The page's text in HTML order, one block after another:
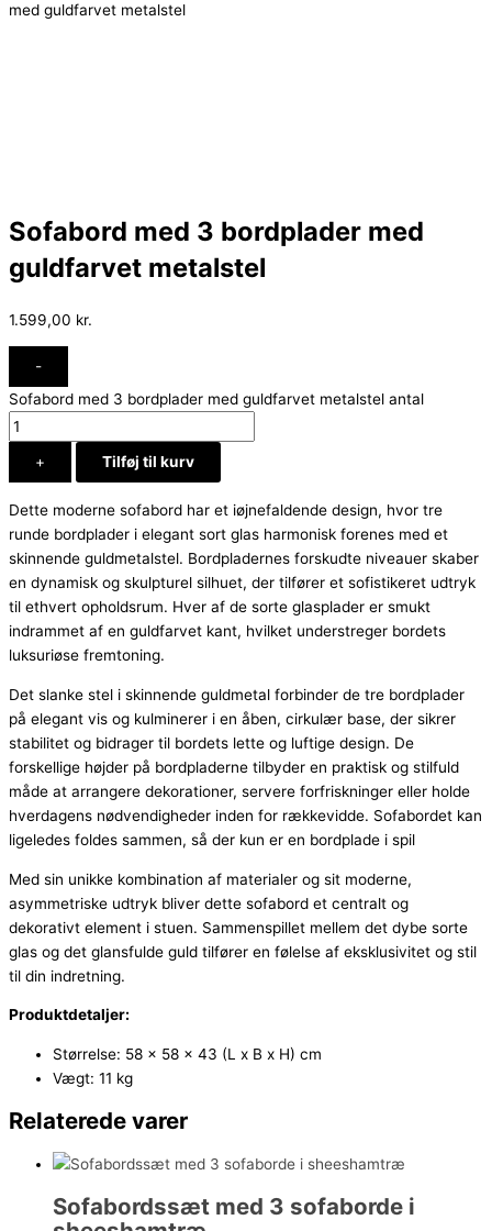
med guldfarvet metalstel
Sofabord med 3 bordplader med
guldfarvet metalstel
1.599,00 kr.
-
Sofabord med 3 bordplader med guldfarvet metalstel antal
+ Tilføj til kurv
Dette moderne sofabord har et iøjnefaldende design, hvor tre
runde bordplader i elegant sort glas harmonisk forenes med et
skinnende guldmetalstel. Bordpladernes forskudte niveauer skaber
en dynamisk og skulpturel silhuet, der tilfører et sofistikeret udtryk
til ethvert opholdsrum. Hver af de sorte glasplader er smukt
indrammet af en guldfarvet kant, hvilket understreger bordets
luksuriøse fremtoning.
Det slanke stel i skinnende guldmetal forbinder de tre bordplader
på elegant vis og kulminerer i en åben, cirkulær base, der sikrer
stabilitet og bidrager til bordets lette og luftige design. De
forskellige højder på bordpladerne tilbyder en praktisk og stilfuld
måde at arrangere dekorationer, servere forfriskninger eller holde
hverdagens nødvendigheder inden for rækkevidde. Sofabordet kan
ligeledes foldes sammen, så der kun er en bordplade i spil
Med sin unikke kombination af materialer og sit moderne,
asymmetriske udtryk bliver dette sofabord et centralt og
dekorativt element i stuen. Sammenspillet mellem det dybe sorte
glas og det glansfulde guld tilfører en følelse af eksklusivitet og stil
til din indretning.
Produktdetaljer:
Størrelse: 58 x 58 x 43 (L x B x H) cm
Vægt: 11 kg
Relaterede varer
Sofabordssæt med 3 sofaborde i